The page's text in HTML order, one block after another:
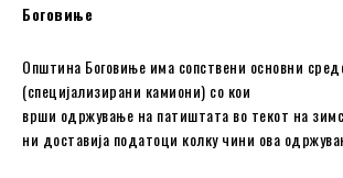
Боговиње
Општина Боговиње има сопствени основни
(специјализирани камиони) со кои
врши одржување на патиштата во текот на
ни доставија податоци колку чини ова